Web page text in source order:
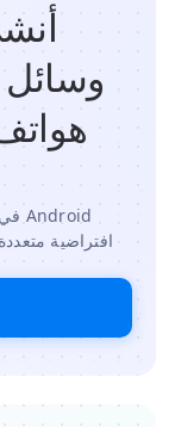
وسائل
افتراضية